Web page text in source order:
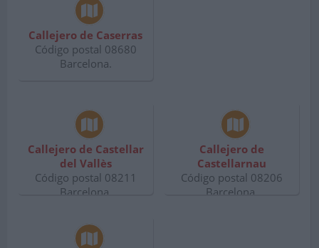
Callejero de Caserras
Código postal 08680
Barcelona.
Callejero de Castellar
del Vallès
Código postal 08211
Barcelona.
Callejero de
Castellarnau
Código postal 08206
Barcelona.